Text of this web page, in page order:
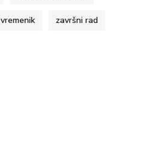
vremenik završni rad